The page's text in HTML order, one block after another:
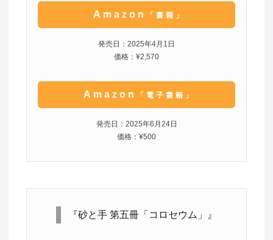
Amazon 「書籍」
発売日：2025年4月1日
価格：¥2,570
Amazon 「電子書籍」
発売日：2025年6月24日
価格：¥500
『砂と手 第五冊「コロセウム」』